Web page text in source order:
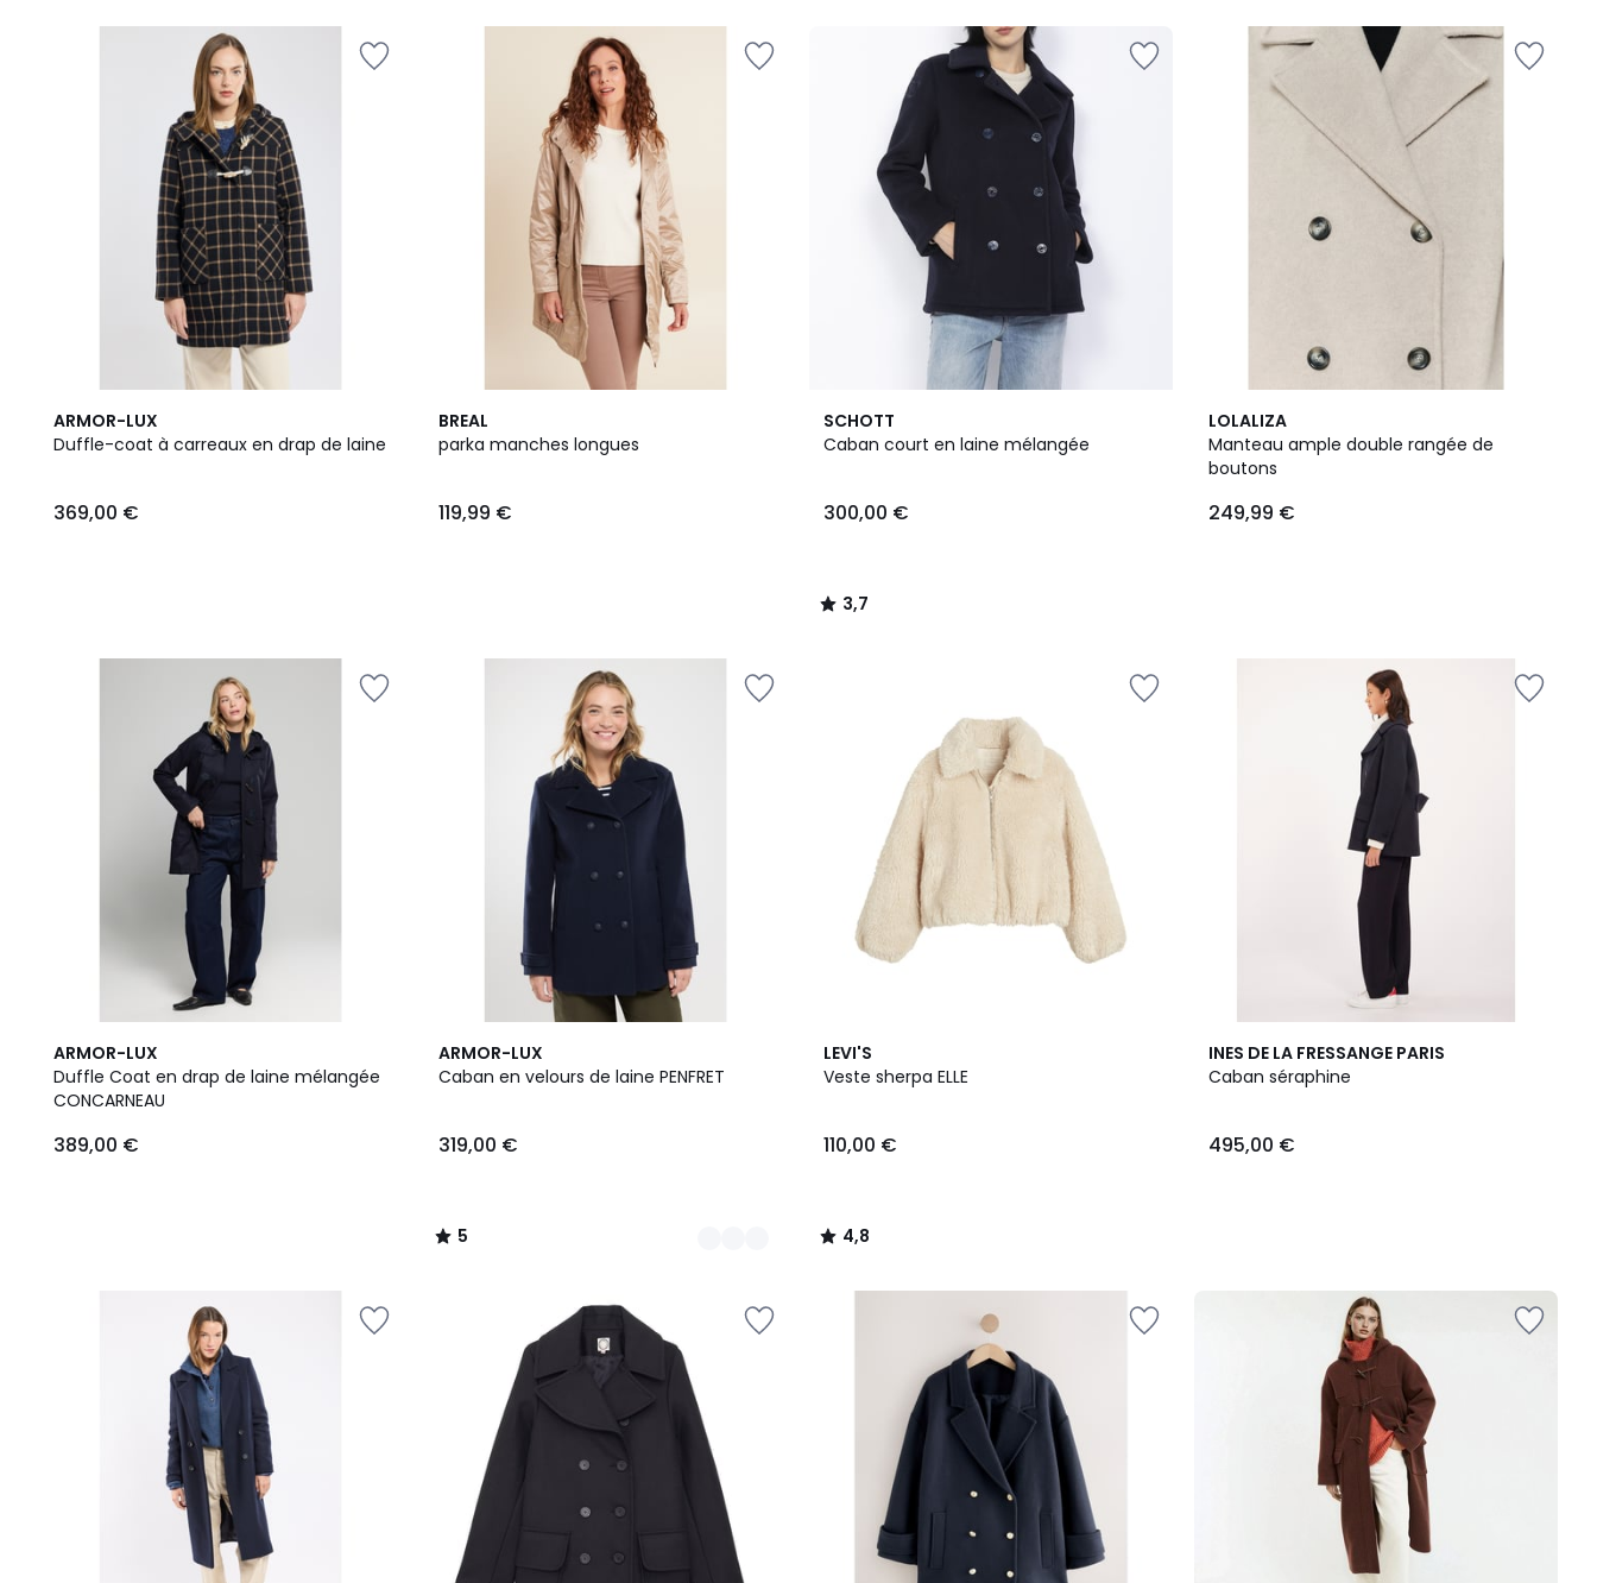
ARMOR-LUX
Duffle-coat à carreaux en drap de laine
369,00 €
BREAL
parka manches longues
119,99 €
SCHOTT
Caban court en laine mélangée
300,00 €
3,7
/ 5
3,7
/
LOLALIZA
Manteau ample double rangée de
boutons
249,99 €
ARMOR-LUX
Duffle Coat en drap de laine mélangée
CONCARNEAU
389,00 €
ARMOR-LUX
Caban en velours de laine PENFRET
319,00 €
5
/
2
Couleurs
5
/
LEVI'S
Veste sherpa ELLE
110,00 €
4,8
/ 5
4,8
/
INES DE LA FRESSANGE PARIS
Caban séraphine
495,00 €